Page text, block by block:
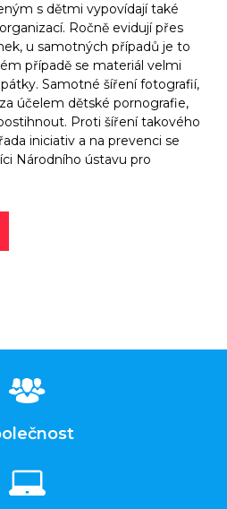
s dětmi vypovídají také
Ročně evidují přes
u samotných případů je to
případě se materiál velmi
Samotné šíření fotografií,
účelem dětské pornografie,
Proti šíření takového
iniciativ a na prevenci se
Národního ústavu pro